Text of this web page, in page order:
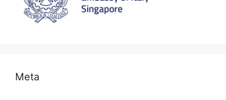
Meta